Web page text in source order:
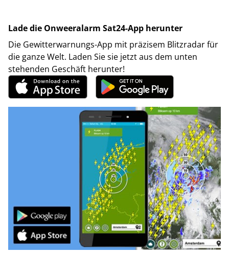
Lade die Onweeralarm Sat24-App herunter
Die Gewitterwarnungs-App mit präzisem Blitzradar für
die ganze Welt. Laden Sie sie jetzt aus dem unten
stehenden Geschäft herunter!